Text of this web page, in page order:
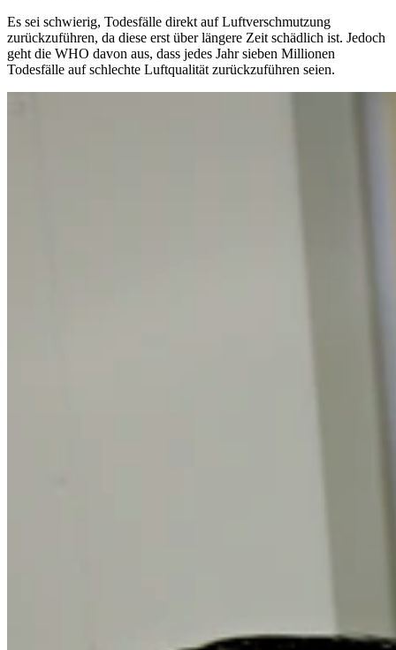
Es sei schwierig, Todesfälle direkt auf Luftverschmutzung
zurückzuführen, da diese erst über längere Zeit schädlich ist. Jedoch
geht die WHO davon aus, dass jedes Jahr sieben Millionen
Todesfälle auf schlechte Luftqualität zurückzuführen seien.